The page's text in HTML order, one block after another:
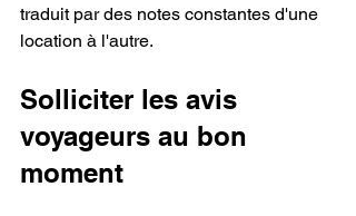
traduit par des notes constantes d'une
location à l'autre.
Solliciter les avis
voyageurs au bon
moment